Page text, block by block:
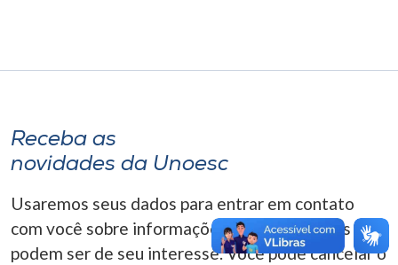
Receba as
novidades da Unoesc
Usaremos seus dados para entrar em contato
com você sobre informações correlacionadas que
podem ser de seu interesse. Você pode cancelar o